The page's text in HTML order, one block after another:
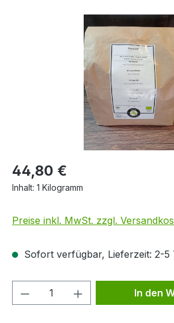
Bildergalerie überspringen
44,80 €
Inhalt: 1 Kilogramm
Preise inkl. MwSt. zzgl.
Sofort verfügbar, Lieferzeit: 2-5
Produkt Anzahl: GibIn den